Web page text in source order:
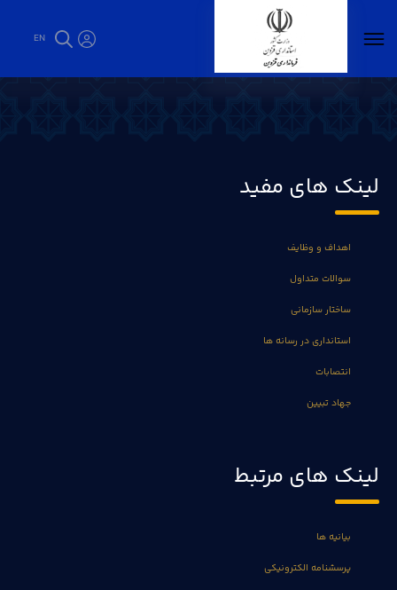
EN
لینک های مفید
اهداف و وظایف
سوالات متداول
ساختار سازمانی
استانداری در رسانه ها
انتصابات
جهاد تبیین
لینک های مرتبط
بیانیه ها
پرسشنامه الکترونیکی